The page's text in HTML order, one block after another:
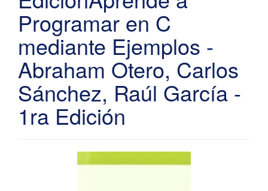
Programar en C
mediante Ejemplos -
Abraham Otero, Carlos
Sánchez, Raúl García -
1ra Edición